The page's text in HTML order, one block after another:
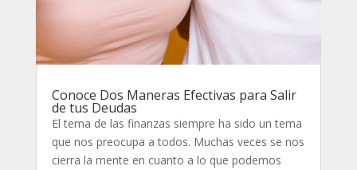
Conoce Dos Maneras Efectivas para Salir
de tus Deudas
El tema de las finanzas siempre ha sido un tema
que nos preocupa a todos. Muchas veces se nos
cierra la mente en cuanto a lo que podemos